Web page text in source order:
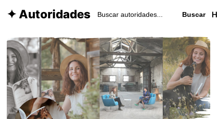
✦ Autoridades Buscar